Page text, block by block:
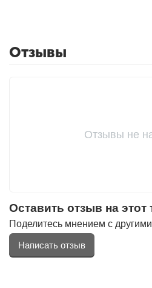
Отзывы
Отзывы не
Оставить отзыв на этот
Поделитесь мнением с
Написать отзыв